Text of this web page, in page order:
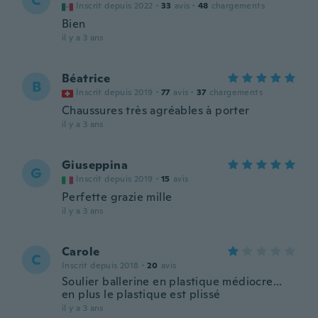
Inscrit depuis 2022 · 33 avis · 48 chargements
Bien
il y a 3 ans
B Béatrice
Inscrit depuis 2019 · 77 avis · 37 chargements
Chaussures très agréables à porter
il y a 3 ans
G Giuseppina
Inscrit depuis 2019 · 15 avis
Perfette grazie mille
il y a 3 ans
C Carole
Inscrit depuis 2018 · 20 avis
Soulier ballerine en plastique médiocre...
en plus le plastique est plissé
il y a 3 ans